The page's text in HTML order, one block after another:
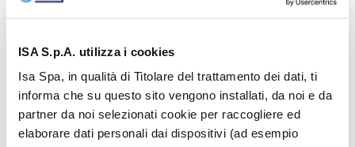
ISA S.p.A. utilizza i cookies
Isa Spa, in qualità di Titolare del trattamento dei dati, ti
informa che su questo sito vengono installati, da noi e da
partner da noi selezionati cookie per raccogliere ed
elaborare dati personali dai dispositivi (ad esempio